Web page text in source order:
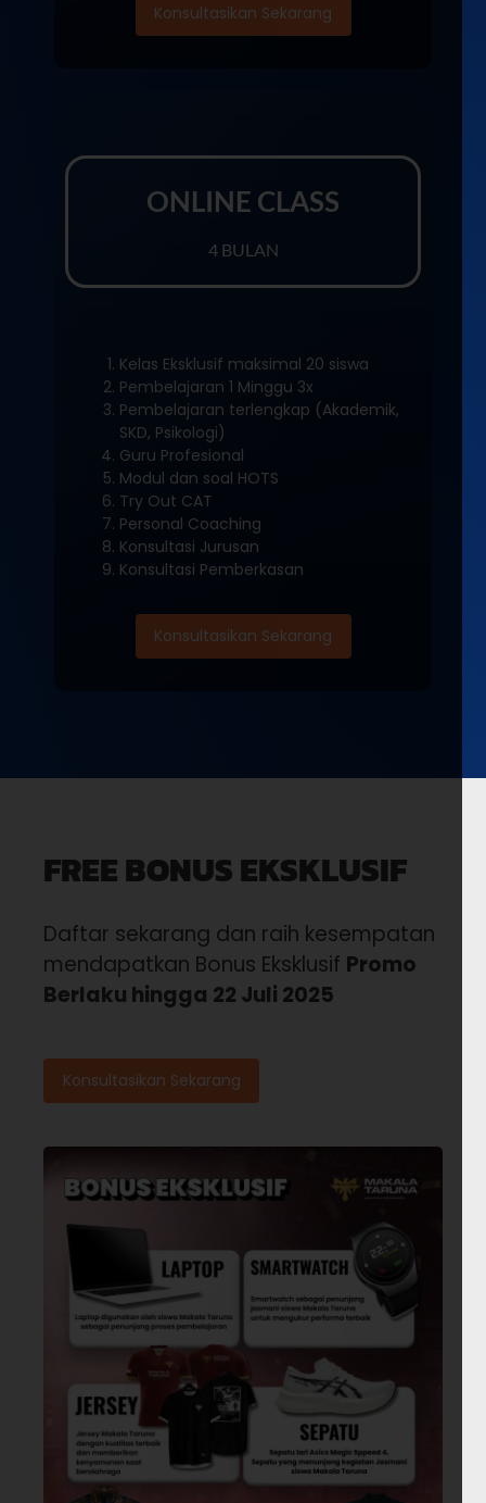
Konsultasikan Sekarang
ONLINE CLASS
4 BULAN
Kelas Eksklusif maksimal 20 siswa
Pembelajaran 1 Minggu 3x
Pembelajaran terlengkap (Akademik,
SKD, Psikologi)
Guru Profesional
Modul dan soal HOTS
Try Out CAT
Personal Coaching
Konsultasi Jurusan
Konsultasi Pemberkasan
Konsultasikan Sekarang
FREE BONUS EKSKLUSIF
Daftar sekarang dan raih kesempatan
mendapatkan Bonus Eksklusif Promo
Berlaku hingga 22 Juli 2025
Konsultasikan Sekarang